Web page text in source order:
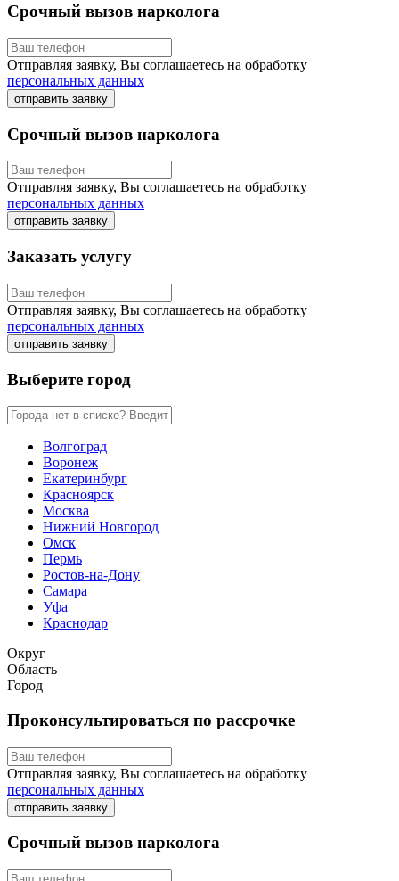
Срочный вызов нарколога
Отправляя заявку, Вы соглашаетесь на обработку
персональных данных
отправить заявку
Срочный вызов нарколога
Отправляя заявку, Вы соглашаетесь на обработку
персональных данных
отправить заявку
Заказать услугу
Отправляя заявку, Вы соглашаетесь на обработку
персональных данных
отправить заявку
Выберите город
Волгоград
Воронеж
Екатеринбург
Красноярск
Москва
Нижний Новгород
Омск
Пермь
Ростов-на-Дону
Самара
Уфа
Краснодар
Округ
Область
Город
Проконсультироваться по рассрочке
Отправляя заявку, Вы соглашаетесь на обработку
персональных данных
отправить заявку
Срочный вызов нарколога